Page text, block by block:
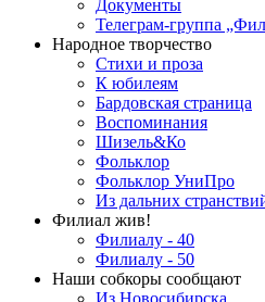
Документы
Телеграм-группа
Народное творчество
Стихи и проза
К юбилеям
Бардовская страница
Воспоминания
Шизель&Ко
Фольклор
Фольклор УниПро
Из дальних
Филиал жив!
Филиалу - 40
Филиалу - 50
Наши собкоры сообщают
Из Новосибирска